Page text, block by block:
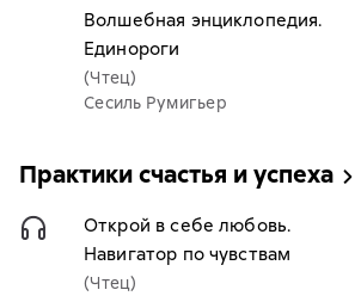
Волшебная энциклопедия.
Единороги
(Чтец)
Сесиль Румигьер
Практики счастья и успеха
Открой в себе любовь.
Навигатор по чувствам
(Чтец)